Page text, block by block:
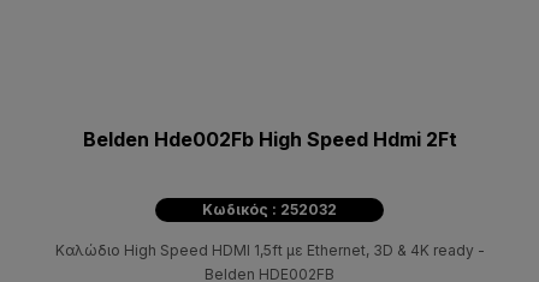
Belden Hde002Fb High Speed Hdmi 2Ft
Κωδικός : 252032
Καλώδιο High Speed HDMI 1,5ft με Ethernet, 3D & 4K ready -
Belden HDE002FB